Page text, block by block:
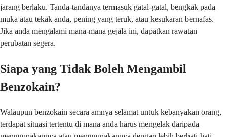
jarang berlaku. Tanda-tandanya termasuk gatal-gatal, bengkak pada
muka atau tekak anda, pening yang teruk, atau kesukaran bernafas.
Jika anda mengalami mana-mana gejala ini, dapatkan rawatan
perubatan segera.
Siapa yang Tidak Boleh Mengambil
Benzokain?
Walaupun benzokain secara amnya selamat untuk kebanyakan orang,
terdapat situasi tertentu di mana anda harus mengelak daripada